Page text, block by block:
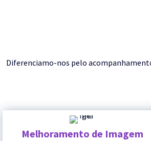
Diferenciamo-nos pelo
Melhoramento de Imagem